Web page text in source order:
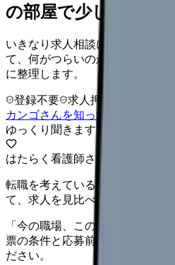
の部屋で少し話して
いきなり求人相談には進みませ
て、何がつらいのか、辞めるべ
に整理します。
登録不要 求人押し売りなし
カンゴさんを知ってから相談する
ゆっくり聞きます
はたらく看護師さん 求人
転職を考えている看護師さんへ
て、求人を見比べられます。
「今の職場、このままでいいの
票の条件と応募前に確認したい
ださい。